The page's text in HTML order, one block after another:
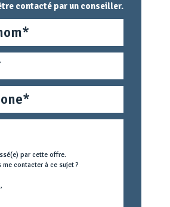
contacté par un conseiller.